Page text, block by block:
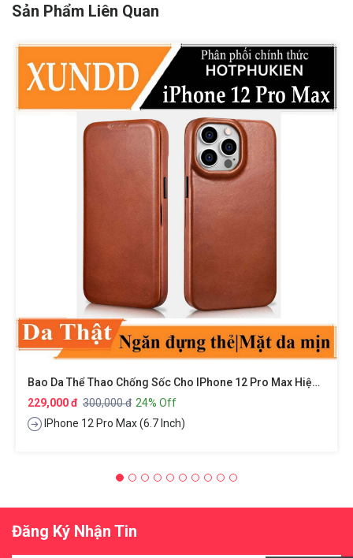
Sản Phẩm Liên Quan
Bao Da Thể Thao Chống Sốc Cho IPhone 12 Pro Max Hiệu XUNDD Gra Series Có Ngăn Đựng Thẻ Card ATM Visit Cao Cấp Bảo Vệ Toàn Diện 360 Độ, Smartsleep Thông Minh
229,000 đ 300,000 đ 24% Off
IPhone 12 Pro Max (6.7 Inch)
Đăng Ký Nhận Tin